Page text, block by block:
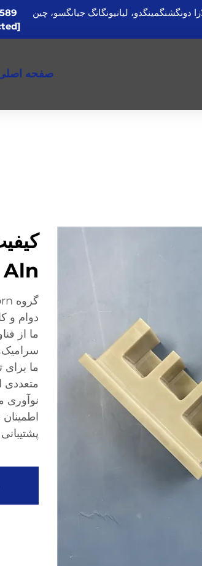
صفحه
Aln
ما از
ما
متعددی
نوآوری